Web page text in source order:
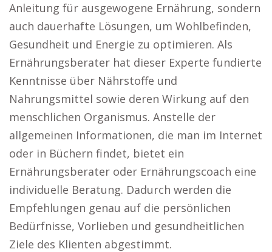
Anleitung für ausgewogene Ernährung, sondern
auch dauerhafte Lösungen, um Wohlbefinden,
Gesundheit und Energie zu optimieren. Als
Ernährungsberater hat dieser Experte fundierte
Kenntnisse über Nährstoffe und
Nahrungsmittel sowie deren Wirkung auf den
menschlichen Organismus. Anstelle der
allgemeinen Informationen, die man im Internet
oder in Büchern findet, bietet ein
Ernährungsberater oder Ernährungscoach eine
individuelle Beratung. Dadurch werden die
Empfehlungen genau auf die persönlichen
Bedürfnisse, Vorlieben und gesundheitlichen
Ziele des Klienten abgestimmt.